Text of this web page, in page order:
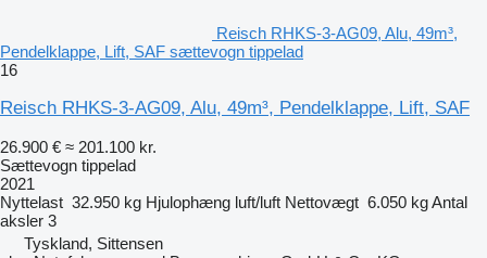
Reisch RHKS-3-AG09, Alu, 49m³,
Pendelklappe, Lift, SAF sættevogn tippelad
16
Reisch RHKS-3-AG09, Alu, 49m³, Pendelklappe, Lift, SAF
26.900 € ≈ 201.100 kr.
Sættevogn tippelad
2021
Nyttelast 32.950 kg Hjulophæng luft/luft Nettovægt 6.050 kgAntal
aksler 3
Tyskland, Sittensen